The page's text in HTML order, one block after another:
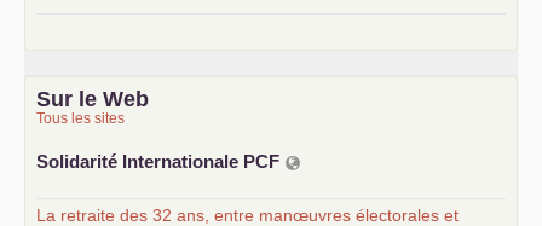
Sur le Web
Tous les sites
Solidarité Internationale PCF
La retraite des 32 ans, entre manœuvres électorales et